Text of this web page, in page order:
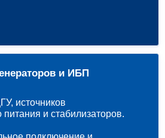
и ИБП
источников
и стабилизаторов.